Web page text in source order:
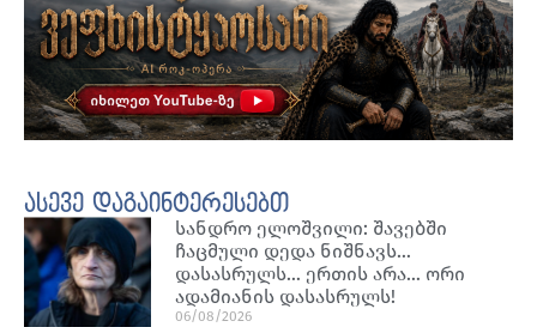
ასევე დაგაინტერესებთ
სანდრო ელოშვილი: შავებში
ჩაცმული დედა ნიშნავს…
დასასრულს… ერთის არა… ორი
ადამიანის დასასრულს!
06/08/2026